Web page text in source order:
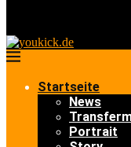
Startseite
News
Portrait